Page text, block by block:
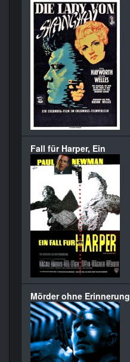
Fall für Harper, Ein
Mörder ohne Erinnerung